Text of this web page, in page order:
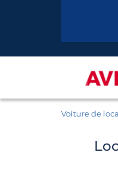
Voiture de